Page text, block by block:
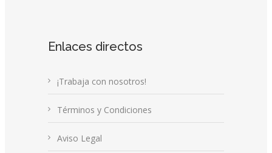
Enlaces directos
¡Trabaja con nosotros!
Términos y Condiciones
Aviso Legal